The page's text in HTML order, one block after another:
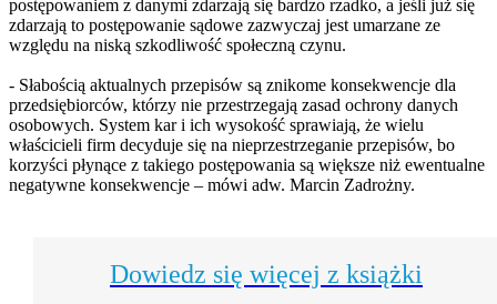
postępowaniem z danymi zdarzają się bardzo rzadko, a jeśli już się
zdarzają to postępowanie sądowe zazwyczaj jest umarzane ze
względu na niską szkodliwość społeczną czynu.
- Słabością aktualnych przepisów są znikome konsekwencje dla
przedsiębiorców, którzy nie przestrzegają zasad ochrony danych
osobowych. System kar i ich wysokość sprawiają, że wielu
właścicieli firm decyduje się na nieprzestrzeganie przepisów, bo
korzyści płynące z takiego postępowania są większe niż ewentualne
negatywne konsekwencje – mówi adw. Marcin Zadrożny.
Dowiedz się więcej z książki